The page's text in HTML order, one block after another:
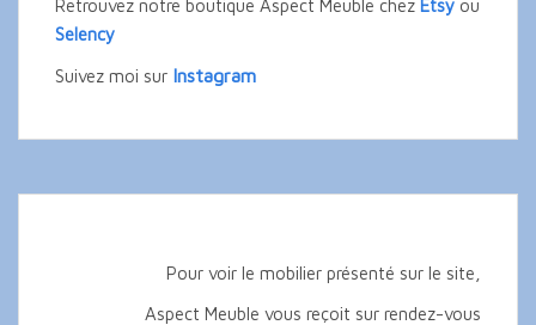
Retrouvez notre boutique Aspect Meuble chez Etsy ou
Selency
Suivez moi sur Instagram
Pour voir le mobilier présenté sur le site,
Aspect Meuble vous reçoit sur rendez-vous